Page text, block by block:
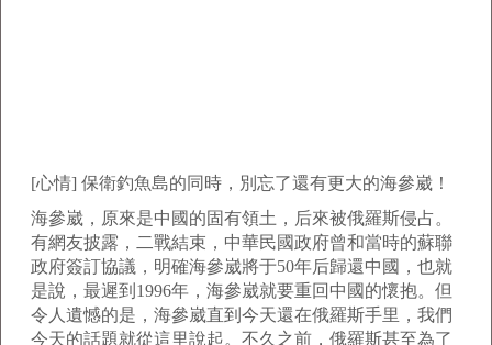
[心情] 保衛釣魚島的同時，別忘了還有更大的海參崴！
海參崴，原來是中國的固有領土，后來被俄羅斯侵占。
有網友披露，二戰結束，中華民國政府曾和當時的蘇聯
政府簽訂協議，明確海參崴將于50年后歸還中國，也就
是說，最遲到1996年，海參崴就要重回中國的懷抱。但
令人遺憾的是，海參崴直到今天還在俄羅斯手里，我們
今天的話題就從這里說起。不久之前，俄羅斯甚至為了